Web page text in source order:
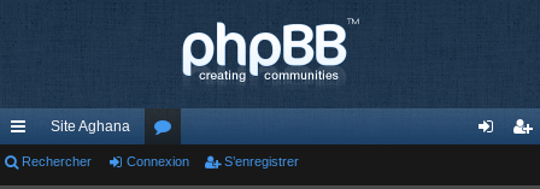
cc
Site Aghana
or
Rechercher Connexion S’enregistrer